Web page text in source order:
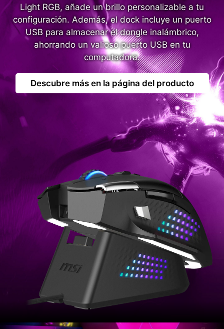
Light RGB, añade un brillo personalizable a tu
configuración. Además, el dock incluye un puerto
USB para almacenar el dongle inalámbrico,
ahorrando un valioso puerto USB en tu
computadora.
Descubre más en la página del producto